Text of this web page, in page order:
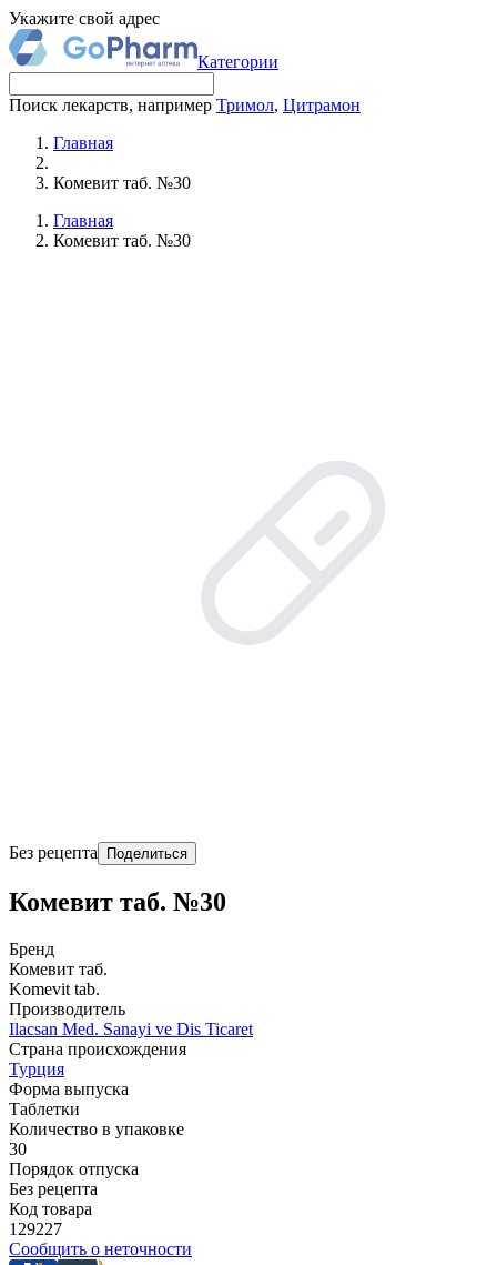
Укажите свой адрес
Категории
Поиск лекарств, например Тримол, Цитрамон
Главная
Комевит таб. №30
Главная
Комевит таб. №30
Без рецепта Поделиться
Комевит таб. №30
Бренд
Комевит таб.
Komevit tab.
Производитель
Ilacsan Med. Sanayi ve Dis Ticaret
Страна происхождения
Турция
Форма выпуска
Таблетки
Количество в упаковке
30
Порядок отпуска
Без рецепта
Код товара
129227
Сообщить о неточности